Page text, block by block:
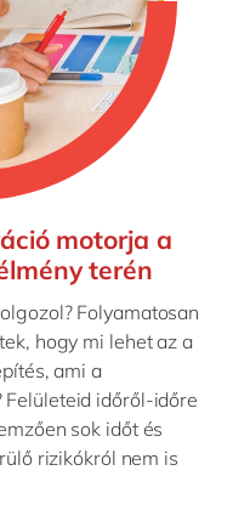
motorja a
terén
Folyamatosan
hogy mi lehet az a
ami a
Felületeid időről-időre
sok időt és
rizikókról nem is